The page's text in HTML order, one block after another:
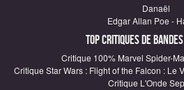
Danaël
Edgar Allan Poe -
Top critiques de
Critique 100% Marvel Spider-
Critique Star Wars : Flight of the Falcon : Le
Critique L'Onde